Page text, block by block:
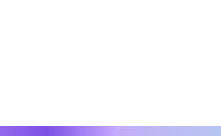
Lieben - ein